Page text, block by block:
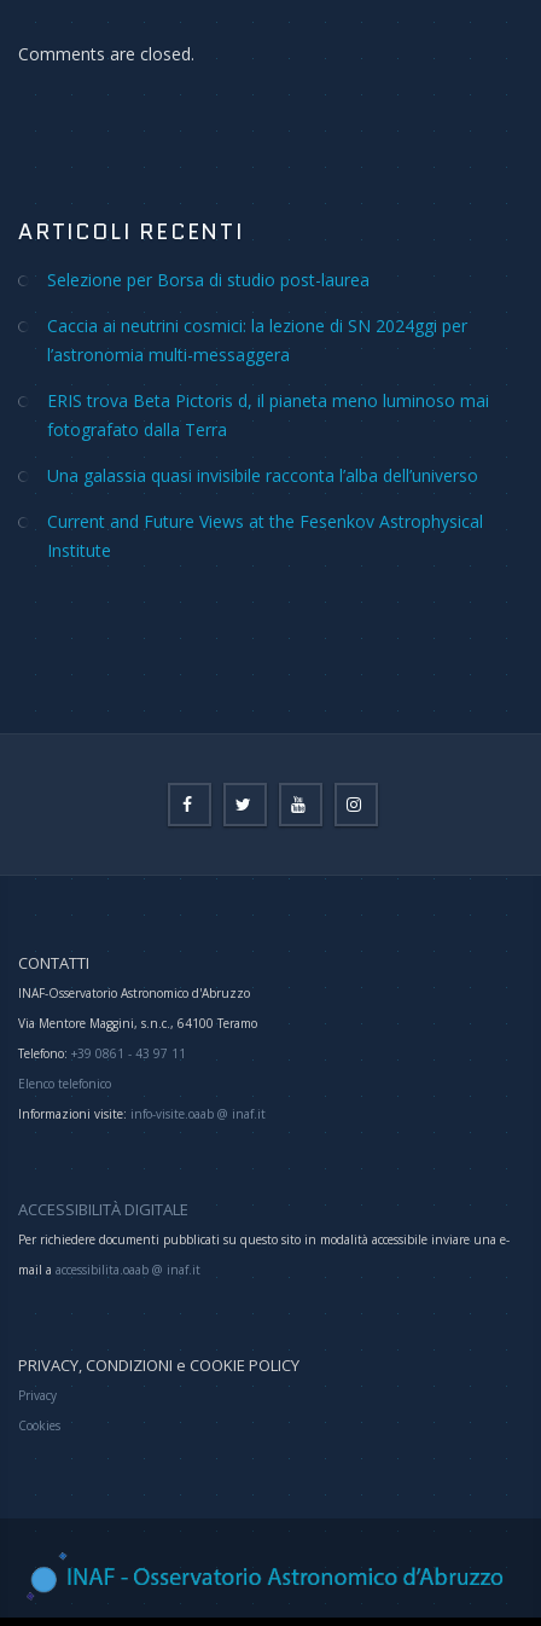
Comments are closed.
ARTICOLI RECENTI
Selezione per Borsa di studio post-laurea
Caccia ai neutrini cosmici: la lezione di SN 2024ggi per
l’astronomia multi-messaggera
ERIS trova Beta Pictoris d, il pianeta meno luminoso mai
fotografato dalla Terra
Una galassia quasi invisibile racconta l’alba dell’universo
Current and Future Views at the Fesenkov Astrophysical
Institute
CONTATTI
INAF-Osservatorio Astronomico d'Abruzzo
Via Mentore Maggini, s.n.c., 64100 Teramo
Telefono: +39 0861 - 43 97 11
Elenco telefonico
Informazioni visite: info-visite.oaab @ inaf.it
ACCESSIBILITÀ DIGITALE
Per richiedere documenti pubblicati su questo sito in modalità accessibile inviare una e-
mail a accessibilita.oaab @ inaf.it
PRIVACY, CONDIZIONI e COOKIE POLICY
Privacy
Cookies